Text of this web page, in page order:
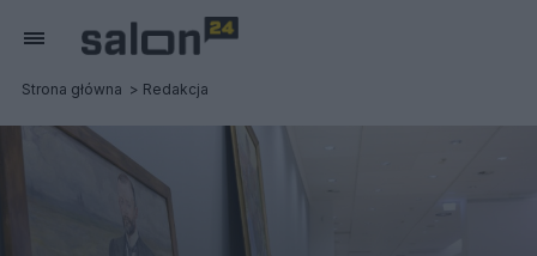
Strona główna Redakcja